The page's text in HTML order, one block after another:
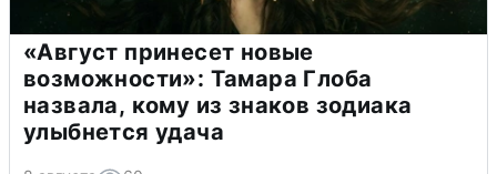
«Август принесет новые
возможности»: Тамара Глоба
назвала, кому из знаков зодиака
улыбнется удача